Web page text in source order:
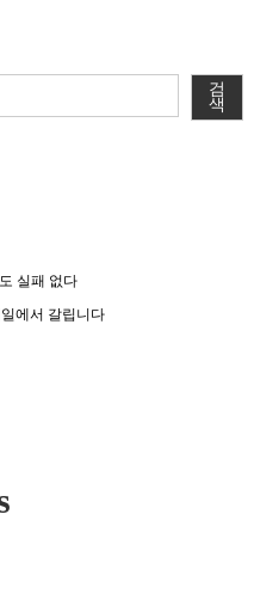
검
색
실패 없다
에서 갈립니다